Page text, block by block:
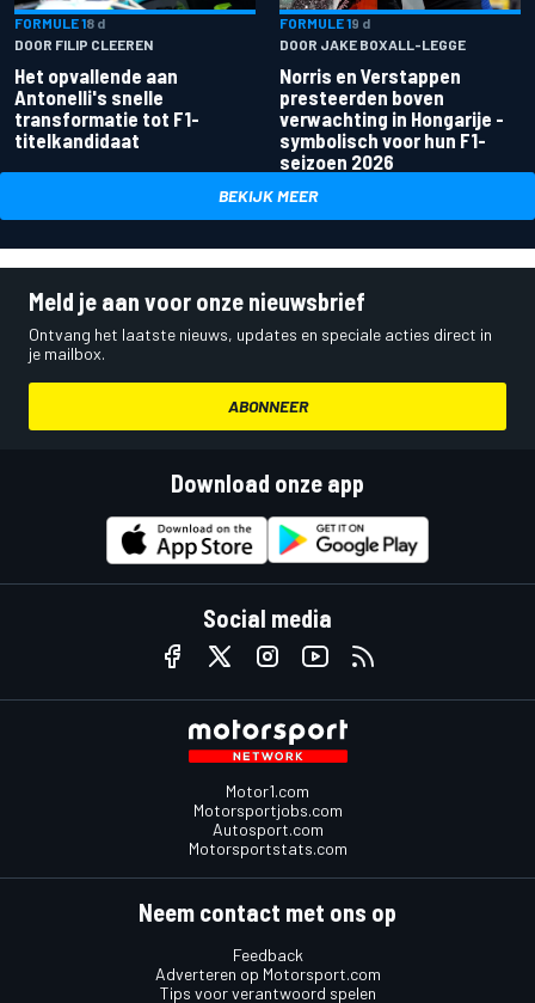
FORMULE 18 d
DOOR FILIP CLEEREN
Het opvallende aan
Antonelli's snelle
transformatie tot F1-
titelkandidaat
FORMULE 19 d
DOOR JAKE BOXALL-LEGGE
Norris en Verstappen
presteerden boven
verwachting in Hongarije -
symbolisch voor hun F1-
seizoen 2026
BEKIJK MEER
Meld je aan voor onze nieuwsbrief
Ontvang het laatste nieuws, updates en speciale acties direct in
je mailbox.
ABONNEER
Download onze app
Social media
Motor1.com
Motorsportjobs.com
Autosport.com
Motorsportstats.com
Neem contact met ons op
Feedback
Adverteren op Motorsport.com
Tips voor verantwoord spelen